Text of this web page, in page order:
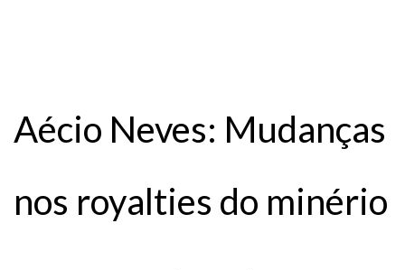
Aécio Neves: Mudanças
nos royalties do minério